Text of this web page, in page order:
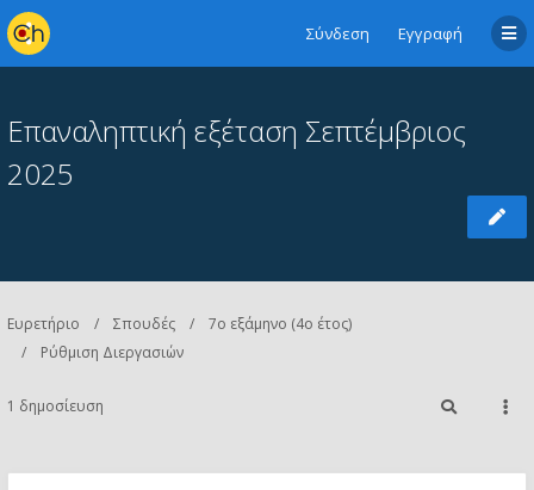
Σύνδεση Εγγραφή
Επαναληπτική εξέταση Σεπτέμβριος
2025
Ευρετήριο Σπουδές
7ο εξάμηνο (4ο έτος)
Ρύθμιση Διεργασιών
1 δημοσίευση